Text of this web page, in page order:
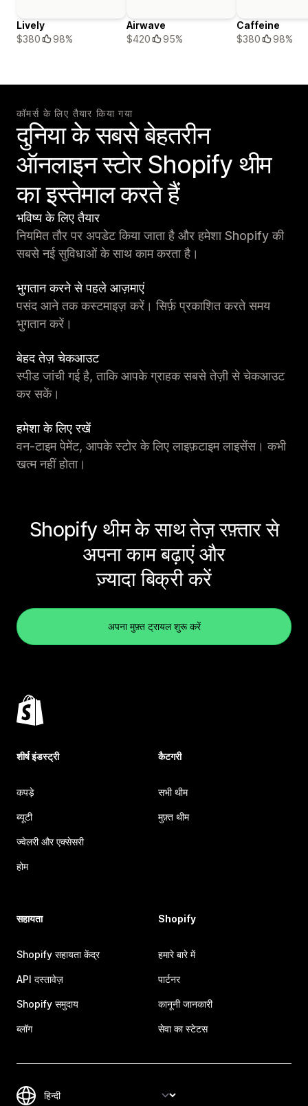
Lively
$380
98%
Airwave
$420
95%
Caffeine
$380
98%
कॉमर्स के लिए तैयार किया गया
दुनिया के सबसे बेहतरीन
ऑनलाइन स्टोर Shopify थीम
का इस्तेमाल करते हैं
भविष्य के लिए तैयार
नियमित तौर पर अपडेट किया जाता है और हमेशा Shopify की
सबसे नई सुविधाओं के साथ काम करता है।
भुगतान करने से पहले आज़माएं
पसंद आने तक कस्टमाइज़ करें। सिर्फ़ प्रकाशित करते समय
भुगतान करें।
बेहद तेज़ चेकआउट
स्पीड जांची गई है, ताकि आपके ग्राहक सबसे तेज़ी से चेकआउट
कर सकें।
हमेशा के लिए रखें
वन-टाइम पेमेंट, आपके स्टोर के लिए लाइफ़टाइम लाइसेंस। कभी
खत्म नहीं होता।
Shopify थीम के साथ तेज़ रफ़्तार से
अपना काम बढ़ाएं और
ज़्यादा बिक्री करें
अपना मुफ़्त ट्रायल शुरू करें
शीर्ष इंडस्ट्री
कपड़े
ब्यूटी
ज्वेलरी और एक्सेसरी
होम
कैटगरी
सभी थीम
मुफ़्त थीम
सहायता
Shopify सहायता केंद्र
API दस्तावेज़
Shopify समुदाय
ब्लॉग
Shopify
हमारे बारे में
पार्टनर
कानूनी जानकारी
सेवा का स्टेटस